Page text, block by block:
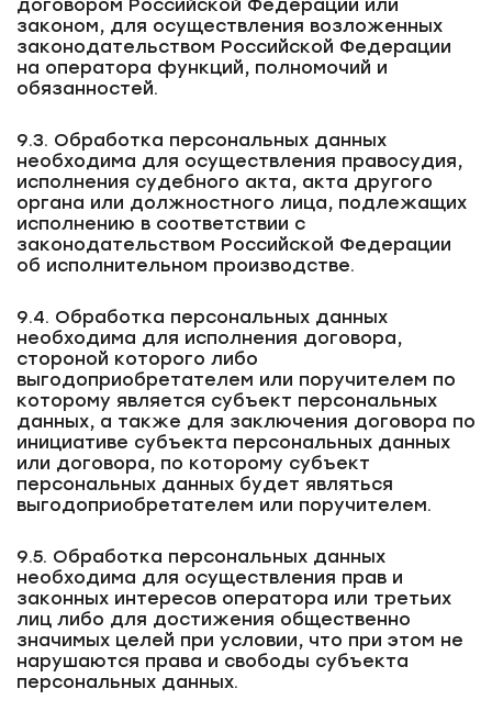
договором Российской Федерации или
законом, для осуществления возложенных
законодательством Российской Федерации
на оператора функций, полномочий и
обязанностей.
9.3. Обработка персональных данных
необходима для осуществления правосудия,
исполнения судебного акта, акта другого
органа или должностного лица, подлежащих
исполнению в соответствии с
законодательством Российской Федерации
об исполнительном производстве.
9.4. Обработка персональных данных
необходима для исполнения договора,
стороной которого либо
выгодоприобретателем или поручителем по
которому является субъект персональных
данных, а также для заключения договора по
инициативе субъекта персональных данных
или договора, по которому субъект
персональных данных будет являться
выгодоприобретателем или поручителем.
9.5. Обработка персональных данных
необходима для осуществления прав и
законных интересов оператора или третьих
лиц либо для достижения общественно
значимых целей при условии, что при этом не
нарушаются права и свободы субъекта
персональных данных.